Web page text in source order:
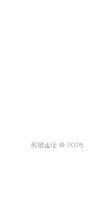
熊猫速读 © 2026